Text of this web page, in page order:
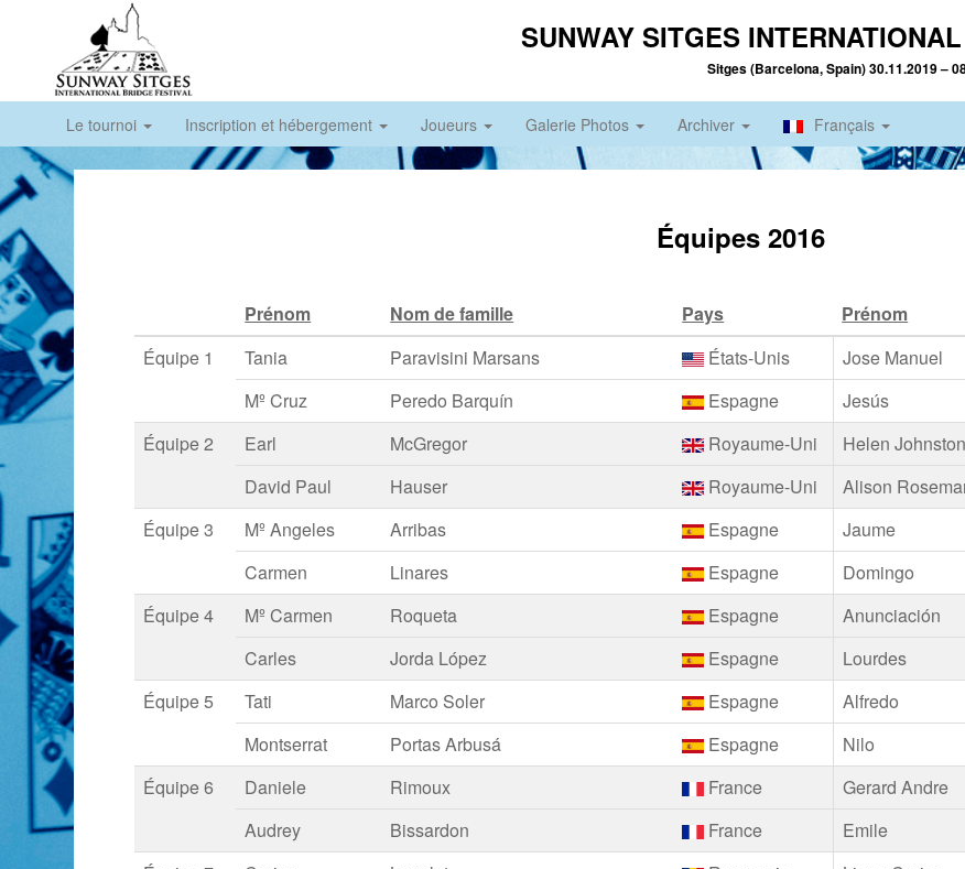
SUNWAY SITGES
Sitges (Barcelona, Spain) 30.11.2019 –
Le tournoi Inscription et hébergement Joueurs Galerie Photos Archiver Français
Équipes 2016
Prénom Nom de famille Pays Prénom
Équipe 1
Tania Paravisini Marsans États-Unis Jose Manuel
Mº Cruz
Peredo Barquín Espagne Jesús
Équipe 2
Earl McGregor Royaume-Uni Helen Johnston
David Paul
Hauser Royaume-Uni Alison
Équipe 3
Mº Angeles Arribas Espagne Jaume
Carmen
Linares Espagne Domingo
Équipe 4
Mº Carmen Roqueta Espagne Anunciación
Carles
Jorda López Espagne Lourdes
Équipe 5
Tati Marco Soler Espagne Alfredo
Montserrat
Portas Arbusá Espagne Nilo
Équipe 6
Daniele Rimoux France Gerard Andre
Audrey
Bissardon France Emile